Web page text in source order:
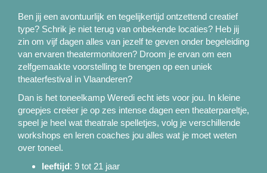
Ben jij een avontuurlijk en tegelijkertijd ontzettend creatief
type? Schrik je niet terug van onbekende locaties? Heb jij
zin om vijf dagen alles van jezelf te geven onder begeleiding
van ervaren theatermonitoren? Droom je ervan om een
zelfgemaakte voorstelling te brengen op een uniek
theaterfestival in Vlaanderen?
Dan is het toneelkamp Weredi echt iets voor jou. In kleine
groepjes creëer je op zes intense dagen een theaterpareltje,
speel je heel wat theatrale spelletjes, volg je verschillende
workshops en leren coaches jou alles wat je moet weten
over toneel.
leeftijd: 9 tot 21 jaar